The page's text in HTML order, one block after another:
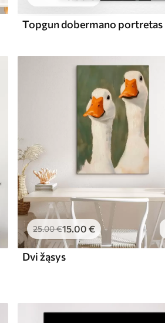
Topgun dobermano portretas
25.00€15 .00 €
Dvi žąsys